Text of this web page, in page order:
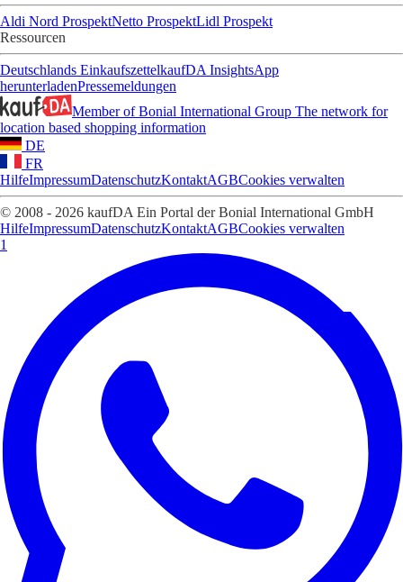
Aldi Nord ProspektNetto ProspektLidl Prospekt
Ressourcen
Deutschlands EinkaufszettelkaufDA InsightsApp
herunterladenPressemeldungen
Member of Bonial International Group The network for
location based shopping information
DE
FR
HilfeImpressumDatenschutzKontaktAGBCookies verwalten
© 2008 - 2026 kaufDA Ein Portal der Bonial International GmbH
HilfeImpressumDatenschutzKontaktAGBCookies verwalten
1